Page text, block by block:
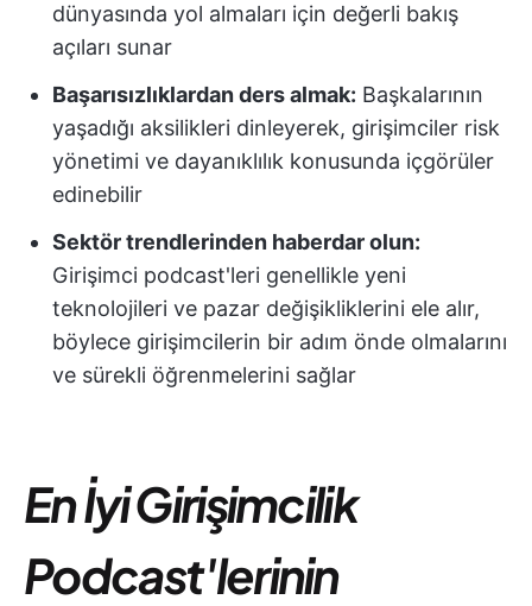
dünyasında yol almaları için değerli bakış
açıları sunar
Başarısızlıklardan ders almak: Başkalarının
yaşadığı aksilikleri dinleyerek, girişimciler risk
yönetimi ve dayanıklılık konusunda içgörüler
edinebilir
Sektör trendlerinden haberdar olun:
Girişimci podcast'leri genellikle yeni
teknolojileri ve pazar değişikliklerini ele alır,
böylece girişimcilerin bir adım önde olmalarını
ve sürekli öğrenmelerini sağlar
En İyi Girişimcilik
Podcast'lerinin